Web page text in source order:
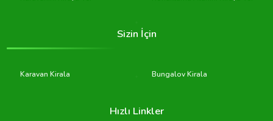
Sizin İçin
Karavan Kirala Bungalov Kirala
Hızlı Linkler